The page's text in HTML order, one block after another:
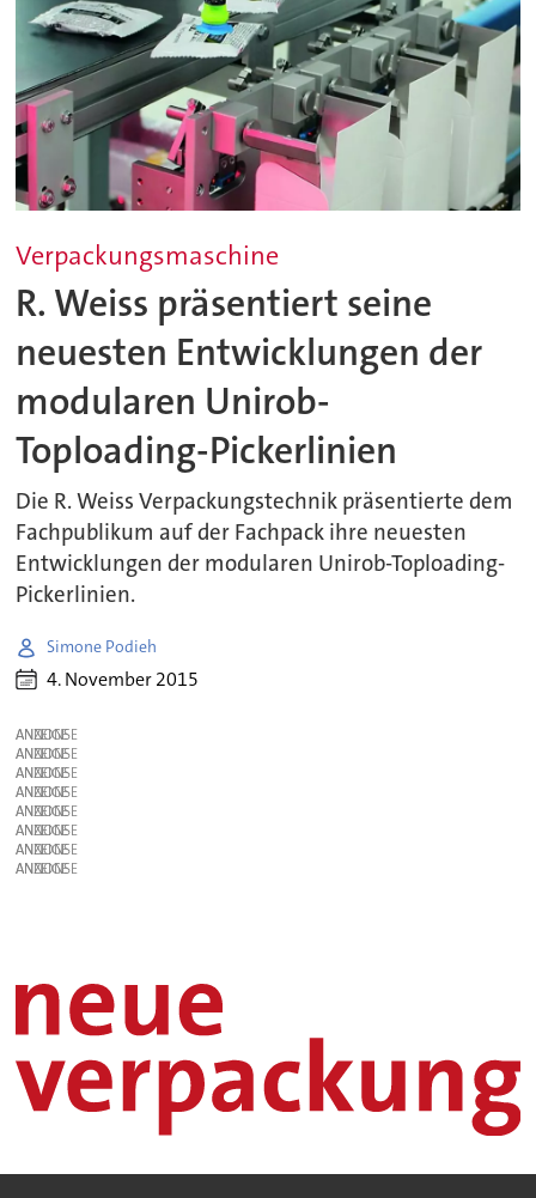
Verpackungsmaschine
R. Weiss präsentiert seine
neuesten Entwicklungen der
modularen Unirob-
Toploading-Pickerlinien
Die R. Weiss Verpackungstechnik präsentierte dem
Fachpublikum auf der Fachpack ihre neuesten
Entwicklungen der modularen Unirob-Toploading-
Pickerlinien.
Simone Podieh
4. November 2015
ANZEIGE
ANZEIGE
ANZEIGE
ANZEIGE
ANZEIGE
ANZEIGE
ANZEIGE
ANZEIGE